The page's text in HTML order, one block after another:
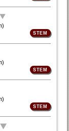
)
)
)